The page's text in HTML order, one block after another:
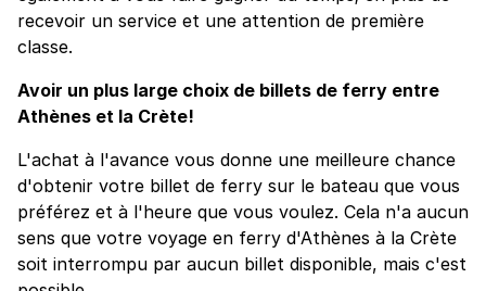
recevoir un service et une attention de première
classe.
Avoir un plus large choix de billets de ferry entre
Athènes et la Crète!
L'achat à l'avance vous donne une meilleure chance
d'obtenir votre billet de ferry sur le bateau que vous
préférez et à l'heure que vous voulez. Cela n'a aucun
sens que votre voyage en ferry d'Athènes à la Crète
soit interrompu par aucun billet disponible, mais c'est